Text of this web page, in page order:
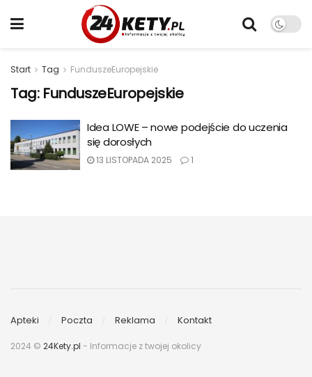
Start Tag FunduszeEuropejskie
Tag: FunduszeEuropejskie
Idea LOWE – nowe podejście do uczenia
się dorosłych
13 LISTOPADA 2025 1
Apteki Poczta Reklama Kontakt
2024 © 24Kety.pl - Informacje z twojej okolicy